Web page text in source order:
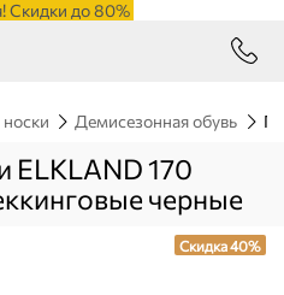
Скидки до 80%
Демисезонная обувь
ELKLAND 170
черные
Скидка 40%